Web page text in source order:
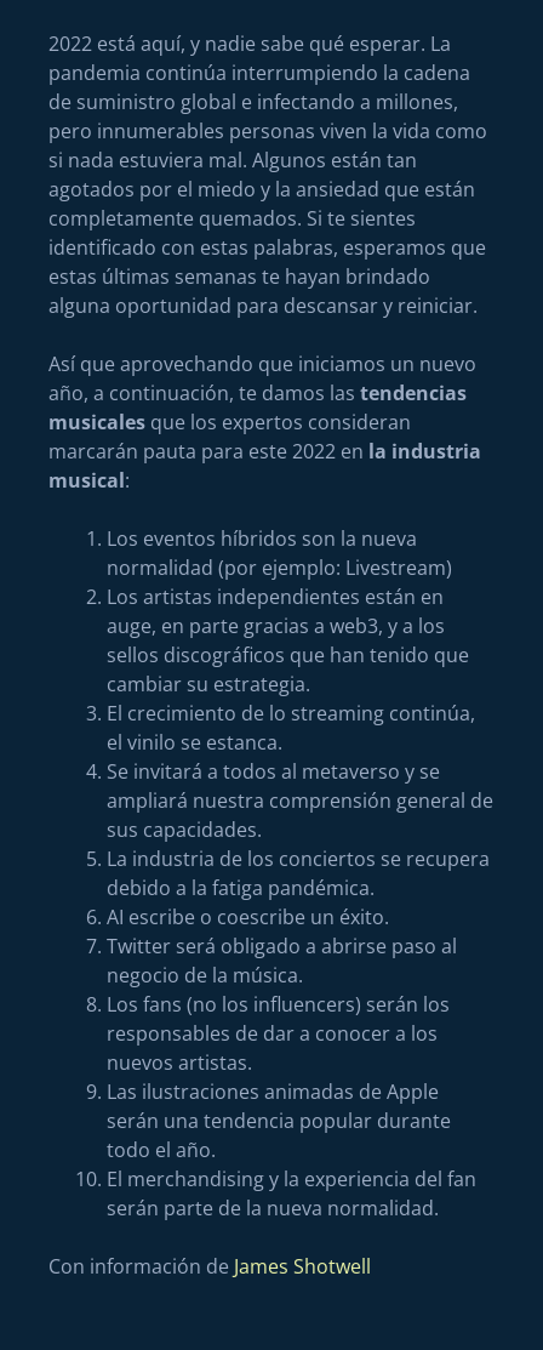
2022 está aquí, y nadie sabe qué esperar. La
pandemia continúa interrumpiendo la cadena
de suministro global e infectando a millones,
pero innumerables personas viven la vida como
si nada estuviera mal. Algunos están tan
agotados por el miedo y la ansiedad que están
completamente quemados. Si te sientes
identificado con estas palabras, esperamos que
estas últimas semanas te hayan brindado
alguna oportunidad para descansar y reiniciar.
Así que aprovechando que iniciamos un nuevo
año, a continuación, te damos las tendencias
musicales que los expertos consideran
marcarán pauta para este 2022 en la industria
musical:
Los eventos híbridos son la nueva
normalidad (por ejemplo: Livestream)
Los artistas independientes están en
auge, en parte gracias a web3, y a los
sellos discográficos que han tenido que
cambiar su estrategia.
El crecimiento de lo streaming continúa,
el vinilo se estanca.
Se invitará a todos al metaverso y se
ampliará nuestra comprensión general de
sus capacidades.
La industria de los conciertos se recupera
debido a la fatiga pandémica.
AI escribe o coescribe un éxito.
Twitter será obligado a abrirse paso al
negocio de la música.
Los fans (no los influencers) serán los
responsables de dar a conocer a los
nuevos artistas.
Las ilustraciones animadas de Apple
serán una tendencia popular durante
todo el año.
El merchandising y la experiencia del fan
serán parte de la nueva normalidad.
Con información de James Shotwell